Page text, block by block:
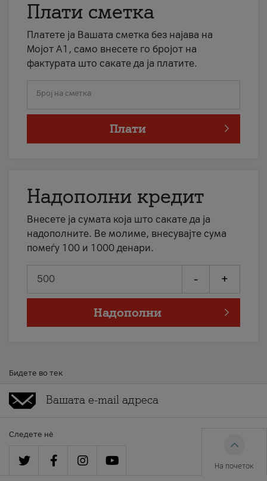
Плати сметка
Платете ја Вашата сметка без најава на
Мојот А1, само внесете го бројот на
фактурата што сакате да ја платите.
Број на сметка
Плати
Надополни кредит
Внесете ја сумата која што сакате да ја
надополните. Ве молиме, внесувајте сума
помеѓу 100 и 1000 денари.
- +
Надополни
Бидете во тек
Следете нè
На почеток